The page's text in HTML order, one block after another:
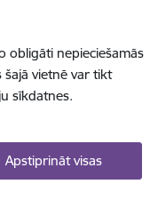
obligāti nepieciešamās
vietnē var tikt
sīkdatnes.
Apstiprināt visas